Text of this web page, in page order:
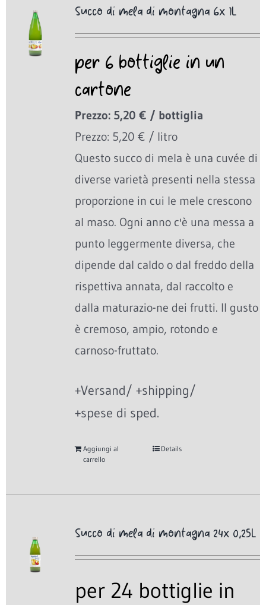
Succo di mela di montagna 6x 1L
per 6 bottiglie in un
cartone
Prezzo: 5,20 € / bottiglia
Prezzo: 5,20 € / litro
Questo succo di mela è una cuvée di
diverse varietà presenti nella stessa
proporzione in cui le mele crescono
al maso. Ogni anno c'è una messa a
punto leggermente diversa, che
dipende dal caldo o dal freddo della
rispettiva annata, dal raccolto e
dalla maturazio-ne dei frutti. Il gusto
è cremoso, ampio, rotondo e
carnoso-fruttato.
+Versand/ +shipping/
+spese di sped.
Aggiungi al
carrello
Details
Succo di mela di montagna 24x 0,25L
per 24 bottiglie in